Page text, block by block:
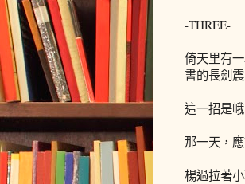
-THREE-
倚天里有
書的長劍
這一招是
那一天，
楊過拉著